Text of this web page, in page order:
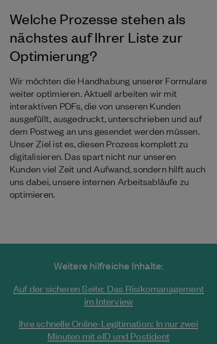
Welche Prozesse stehen als
nächstes auf Ihrer Liste zur
Optimierung?
Wir möchten die Handhabung unserer Formulare
weiter optimieren. Aktuell arbeiten wir mit
interaktiven PDFs, die von unseren Kunden
ausgefüllt, ausgedruckt, unterschrieben und auf
dem Postweg an uns gesendet werden müssen.
Unser Ziel ist es, diesen Prozess komplett zu
digitalisieren. Das spart nicht nur unseren
Kunden viel Zeit und Aufwand, sondern hilft auch
uns dabei, unsere internen Arbeitsabläufe zu
optimieren.
Weitere hilfreiche Inhalte:
Auf der sicheren Seite: Das Risikomanagement
im Interview
Ihre schnelle Online-Legitimation: In nur zwei
Minuten mit eID und Postident